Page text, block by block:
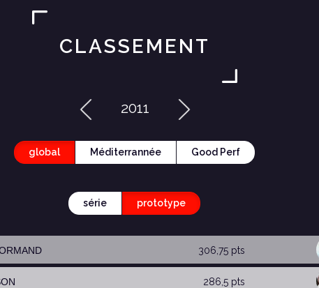
CLASSEMENT
2011
global Méditerrannée Good Perf
série prototype
306,75 pts
286,5 pts